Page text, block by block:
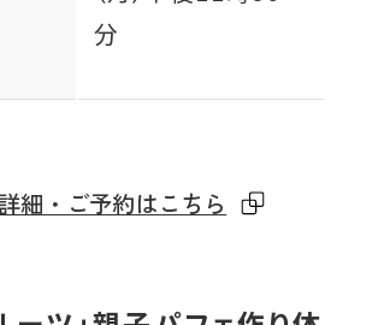
分
外
詳細・ご予約はこちら